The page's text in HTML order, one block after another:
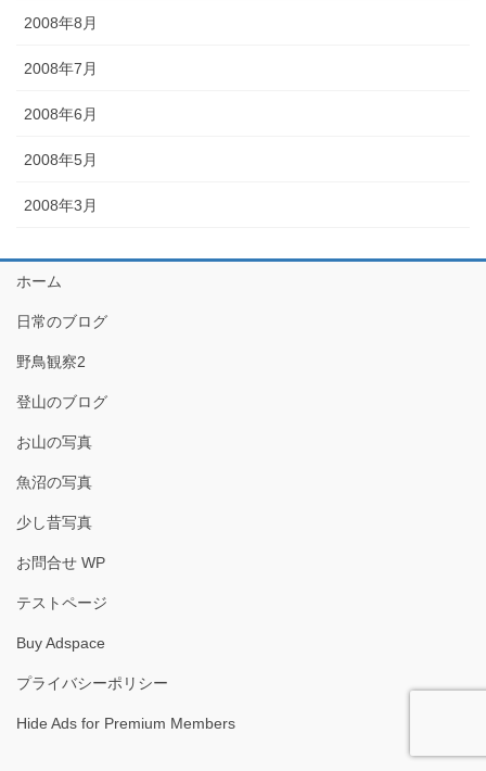
2008年8月
2008年7月
2008年6月
2008年5月
2008年3月
ホーム
日常のブログ
野鳥観察2
登山のブログ
お山の写真
魚沼の写真
少し昔写真
お問合せ WP
テストページ
Buy Adspace
プライバシーポリシー
Hide Ads for Premium Members